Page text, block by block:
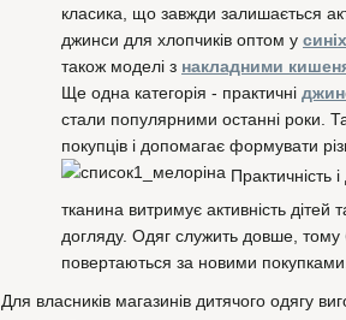
класика, що завжди залишається
джинси для хлопчиків оптом у
також моделі з накладними
Ще одна категорія - практичні
стали популярними останні роки.
покупців і допомагає формувати
Практичність
тканина витримує активність дітей
догляду. Одяг служить довше, тому
повертаються за новими покупками.
Для власників магазинів дитячого одягу